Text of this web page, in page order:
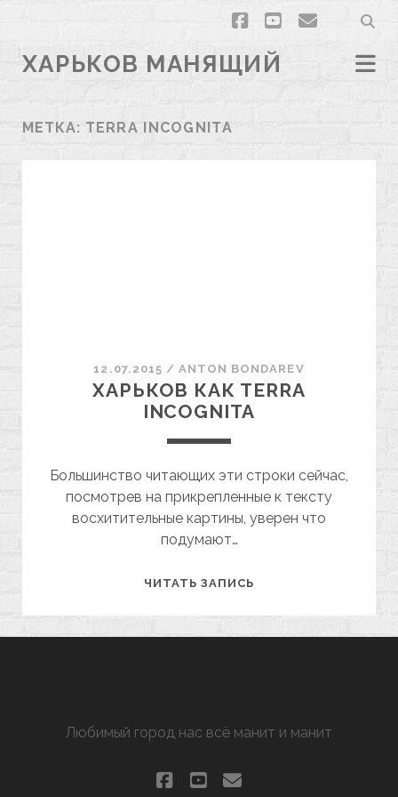
facebook
youtubeemail
ХАРЬКОВ МАНЯЩИЙ
МЕТКА: TERRA INCOGNITA
12.07.2015 / ANTON BONDAREV
ХАРЬКОВ КАК TERRA
INCOGNITA
Большинство читающих эти строки сейчас,
посмотрев на прикрепленные к тексту
восхитительные картины, уверен что
подумают…
ЧИТАТЬ ЗАПИСЬ
Любимый город нас всё манит и манит
facebook
youtube
email